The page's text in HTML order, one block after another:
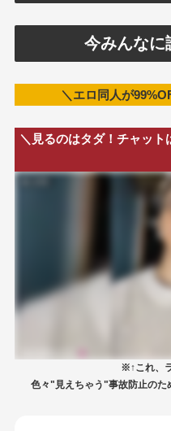
今みんなに
＼エロ同人が
＼見るのはタダ！チャット
※↑これ、
色々"見えちゃう"事故防止のた